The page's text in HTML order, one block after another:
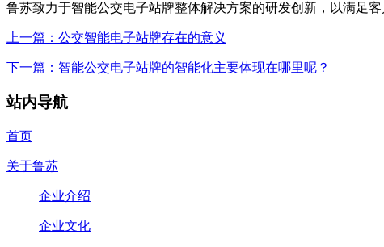
鲁苏致力于智能公交电子站牌整体解决方案的研发创新，以满足
上一篇：公交智能电子站牌存在的意义
下一篇：智能公交电子站牌的智能化主要体现在哪里呢？
站内导航
首页
关于鲁苏
企业介绍
企业文化